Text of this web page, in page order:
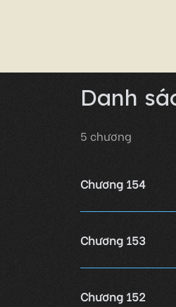
Danh
5 chương
Chương 154
Chương 153
Chương 152